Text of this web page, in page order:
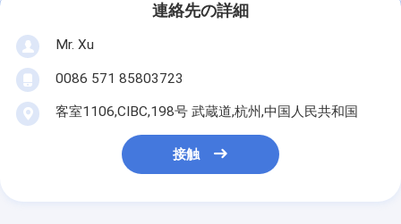
連絡先の詳細
Mr. Xu
0086 571 85803723
客室1106,CIBC,198号 武蔵道,杭州,中国人民共和国
接触